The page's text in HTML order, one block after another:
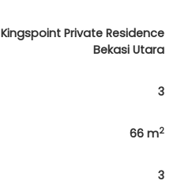
Kingspoint Private Residence
Bekasi Utara
3
66 m2
3